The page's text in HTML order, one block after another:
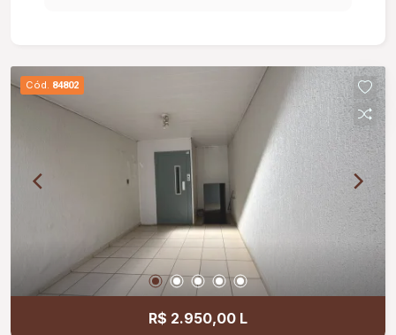
estado atual, ficando a finalização da obra por
responsabilidade do comprador.
Cód. 84802
R$ 2.950,00 L